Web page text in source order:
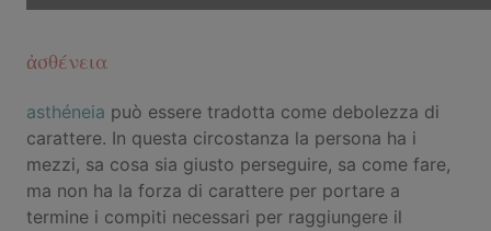
ἀσθένεια
asthéneia può essere tradotta come debolezza di
carattere. In questa circostanza la persona ha i
mezzi, sa cosa sia giusto perseguire, sa come fare,
ma non ha la forza di carattere per portare a
termine i compiti necessari per raggiungere il